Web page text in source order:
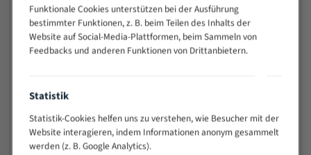
> 500
0,75/1,25
Vorteile:
Widerstandsfähig gegen Zahnbruch auch bei
schwierigen Werkstücken (Materialmischung,
wechselnde Verbindungslängen)
Sehr geringe Vibration
Funktionale Cookies unterstützen bei der Ausführung
bestimmter Funktionen, z. B. beim Teilen des Inhalts der
Website auf Social-Media-Plattformen, beim Sammeln von
Feedbacks und anderen Funktionen von Drittanbietern.
Statistik
Statistik-Cookies helfen uns zu verstehen, wie Besucher mit der
Website interagieren, indem Informationen anonym gesammelt
werden (z. B. Google Analytics).